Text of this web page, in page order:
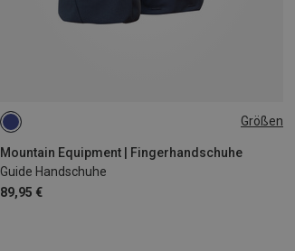
Größen
Mountain Equipment | Fingerhandschuhe
Guide Handschuhe
89,95 €
S